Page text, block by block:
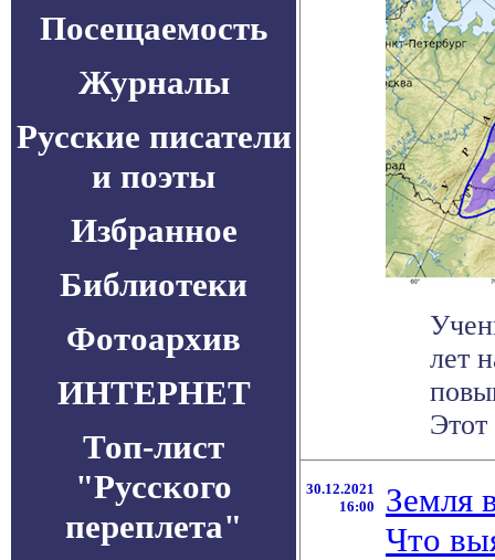
Посещаемость
Журналы
Русские писатели
и поэты
Избранное
Библиотеки
Фотоархив
ИНТЕРНЕТ
Топ-лист
"Русского
переплета"
лет
Этот
30.12.2021
16:00
Земля
Что